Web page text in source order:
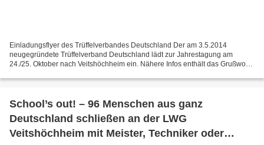
Einladungsflyer des Trüffelverbandes Deutschland Der am 3.5.2014
neugegründete Trüffelverband Deutschland lädt zur Jahrestagung am
24./25. Oktober nach Veitshöchheim ein. Nähere Infos enthält das Grußwort
School’s out! – 96 Menschen aus ganz
Deutschland schließen an der LWG
Veitshöchheim mit Meister, Techniker oder